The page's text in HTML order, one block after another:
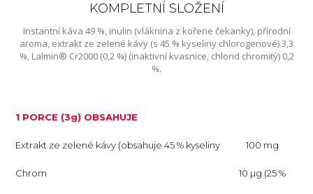
KOMPLETNÍ SLOŽENÍ
Instantní káva 49 %, inulin (vláknina z kořene čekanky), přírodní
aroma, extrakt ze zelené kávy (s 45 % kyseliny chlorogenové) 3,3
%, Lalmin® Cr2000 (0,2 %) (inaktivní kvasnice, chlorid chromitý) 0,2
%.
1 PORCE (3g) OBSAHUJE
Extrakt ze zelené kávy (obsahuje 45 % kyseliny
chlorogenové)
100 mg
Chrom 10 µg (25 %